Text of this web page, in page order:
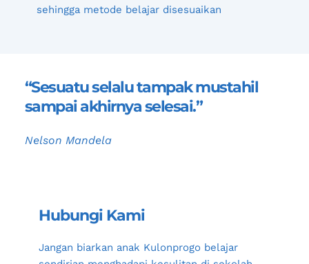
sehingga metode belajar disesuaikan
“Sesuatu selalu tampak mustahil
sampai akhirnya selesai.”
Nelson Mandela
Hubungi Kami
Jangan biarkan anak Kulonprogo belajar